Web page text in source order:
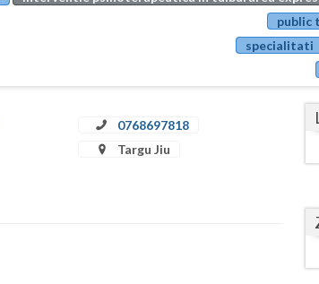
public
specialitati
0768697818
Targu Jiu